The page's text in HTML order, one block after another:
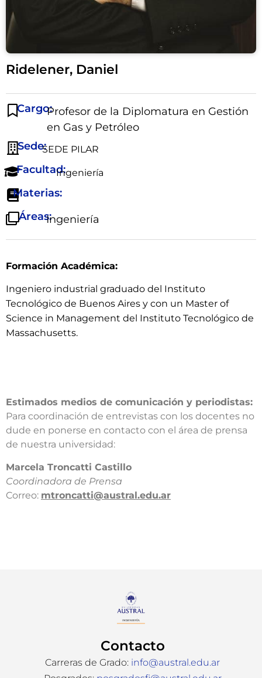
Ridelener, Daniel
Cargo:Profesor de la Diplomatura en Gestión
en Gas y Petróleo
Sede:SEDE PILAR
Facultad:Ingeniería
Materias:
Áreas:Ingeniería
Formación Académica:
Ingeniero industrial graduado del Instituto
Tecnológico de Buenos Aires y con un Master of
Science in Management del Instituto Tecnológico de
Massachusetts.
Estimados medios de comunicación y periodistas:
Para coordinación de entrevistas con los docentes no
dude en ponerse en contacto con el área de prensa
de nuestra universidad:​
​Marcela Troncatti Castillo​
Coordinadora de Prensa​
Correo: mtroncatti@austral.edu.ar​
Contacto
Carreras de Grado: info@austral.edu.ar